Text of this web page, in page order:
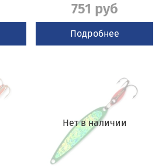
751 руб
Подробнее
Нет в наличии